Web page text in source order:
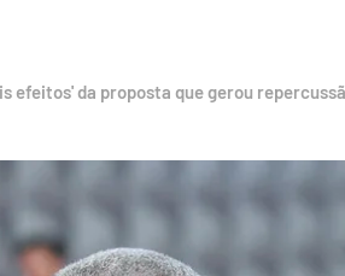
efeitos' da proposta que gerou